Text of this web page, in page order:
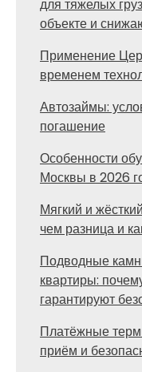
для тяжелых
объекте и
Применение
временем
Автозаймы:
погашение
Особенности
Москвы в 2026
Мягкий и
чем разница и
Подводные
квартиры:
гарантируют
Платёжные
приём и